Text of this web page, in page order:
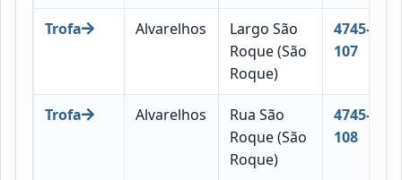
Trofa Alvarelhos
Largo São
Roque (São
Roque)
4745-
107
Trofa Alvarelhos
Rua São
Roque (São
Roque)
4745-
108